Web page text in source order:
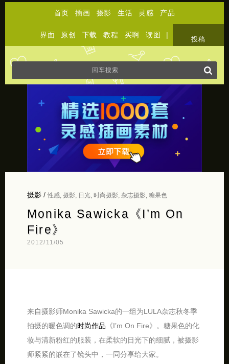
首页 插画 摄影 生活 灵感 产品
界面 原创 下载 教程 买啊 读图 |
投稿
摄影/ 性感, 摄影, 日光, 时尚摄影, 杂志摄影, 糖果色
Monika Sawicka《I’m On
Fire》
2012/11/05
来自摄影师Monika Sawicka的一组为LULA杂志秋冬季
拍摄的暖色调的时尚作品 《I’m On Fire》。糖果色的化
妆与清新粉红的服装，在柔软的日光下的细腻，被摄影
师紧紧的嵌在了镜头中，一同分享给大家。